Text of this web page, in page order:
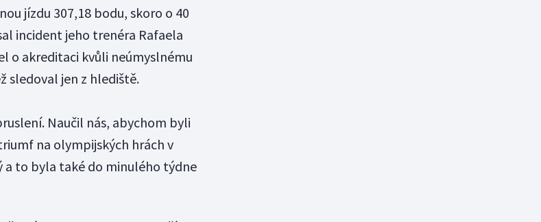
jízdu 307,18 bodu, skoro o 40
incident jeho trenéra Rafaela
o akreditaci kvůli neúmyslnému
sledoval jen z hlediště.
Naučil nás, abychom byli
na olympijských hrách v
a to byla také do minulého týdne